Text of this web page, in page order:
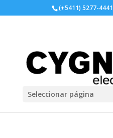
(+5411) 5277-4441
Seleccionar página